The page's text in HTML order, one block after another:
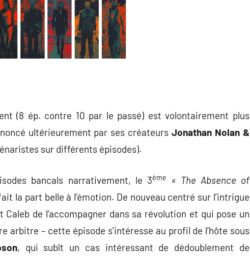
(8 ép. contre 10 par le passé) est volontairement plus
ultérieurement par ses créateursJonathan Nolan &
sur différents épisodes).
bancals narrativement, le 3ème
« The Absence of
la part belle à l’émotion. De nouveau centré sur l’intrigue
de l’accompagner dans sa révolution et qui pose un
arbitre – cette épisode s’intéresse au profil de l’hôte sous
, qui subît un cas intéressant de dédoublement de